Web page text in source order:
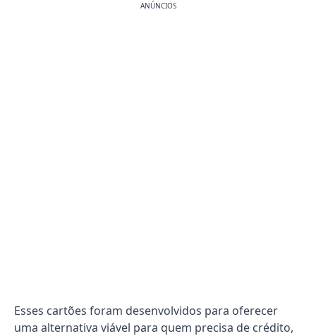
ANÚNCIOS
Esses cartões foram desenvolvidos para oferecer
uma alternativa viável para quem precisa de crédito,